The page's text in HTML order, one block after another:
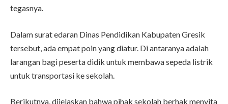
tegasnya.
Dalam surat edaran Dinas Pendidikan Kabupaten Gresik
tersebut, ada empat poin yang diatur. Di antaranya adalah
larangan bagi peserta didik untuk membawa sepeda listrik
untuk transportasi ke sekolah.
Berikutnya, dijelaskan bahwa pihak sekolah berhak menyita